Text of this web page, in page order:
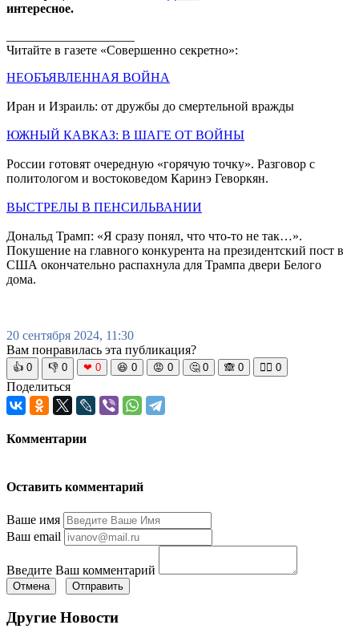
интересное.
Читайте в газете «Совершенно секретно»:
НЕОБЪЯВЛЕННАЯ ВОЙНА
Иран и Израиль: от дружбы до смертельной вражды
ЮЖНЫЙ КАВКАЗ: В ШАГЕ ОТ ВОЙНЫ
России готовят очередную «горячую точку». Разговор с
политологом и востоковедом Каринэ Геворкян.
ВЫСТРЕЛЫ В ПЕНСИЛЬВАНИИ
Дональд Трамп: «Я сразу понял, что что-то не так…».
Покушение на главного конкурента на президентский пост в
США окончательно распахнула для Трампа двери Белого
дома.
20 сентября 2024, 11:30
Вам понравилась эта публикация?
👍 0 👎 0 ❤ 0 😆 0 😡 0 🤔 0 🙈 0 🧘‍♀️ 0
Поделиться
Комментарии
Оставить комментарий
Ваше имя
Ваш email
Введите Ваш комментарий
Отмена Отправить
Другие Новости